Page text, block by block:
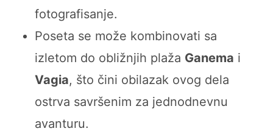
fotografisanje.
Poseta se može kombinovati sa
izletom do obližnjih plaža Ganema i
Vagia, što čini obilazak ovog dela
ostrva savršenim za jednodnevnu
avanturu.